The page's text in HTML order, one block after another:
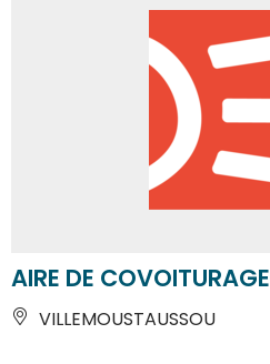
AIRE DE COVOITURAGE
VILLEMOUSTAUSSOU